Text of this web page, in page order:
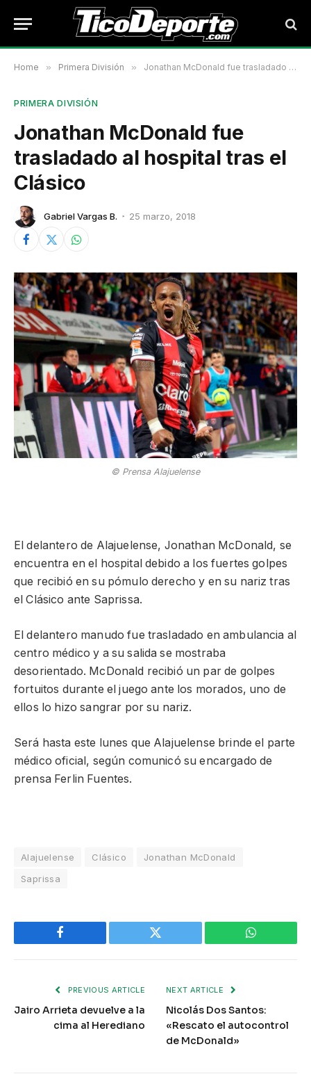
Home » Primera División » Jonathan McDonald fue trasladado al hospital tras el Clásico
PRIMERA DIVISIÓN
Jonathan McDonald fue
trasladado al hospital tras el
Clásico
Gabriel Vargas B. 25 marzo, 2018
© Prensa Alajuelense
El delantero de Alajuelense, Jonathan McDonald, se
encuentra en el hospital debido a los fuertes golpes
que recibió en su pómulo derecho y en su nariz tras
el Clásico ante Saprissa.
El delantero manudo fue trasladado en ambulancia al
centro médico y a su salida se mostraba
desorientado. McDonald recibió un par de golpes
fortuitos durante el juego ante los morados, uno de
ellos lo hizo sangrar por su nariz.
Será hasta este lunes que Alajuelense brinde el parte
médico oficial, según comunicó su encargado de
prensa Ferlin Fuentes.
Alajuelense Clásico
Jonathan McDonald
Saprissa
Facebook Twitter WhatsApp
PREVIOUS ARTICLE
Jairo Arrieta devuelve a la
cima al Herediano
NEXT ARTICLE
Nicolás Dos Santos:
«Rescato el autocontrol
de McDonald»